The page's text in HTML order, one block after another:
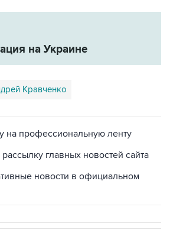
на Украине
Кравченко
на профессиональную ленту
главных новостей сайта
новости в официальном